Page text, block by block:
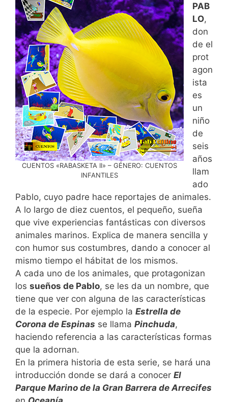
CUENTOS «RABASKETA II» – GÉNERO: CUENTOS
INFANTILES
PAB
LO,
don
de el
prot
agon
ista
es
un
niño
de
seis
años
llam
ado
Pablo, cuyo padre hace reportajes de animales.
A lo largo de diez cuentos, el pequeño, sueña
que vive experiencias fantásticas con diversos
animales marinos. Explica de manera sencilla y
con humor sus costumbres, dando a conocer al
mismo tiempo el hábitat de los mismos.
A cada uno de los animales, que protagonizan
los sueños de Pablo, se les da un nombre, que
tiene que ver con alguna de las características
de la especie. Por ejemplo la Estrella de
Corona de Espinas se llama Pinchuda,
haciendo referencia a las características formas
que la adornan.
En la primera historia de esta serie, se hará una
introducción donde se dará a conocer El
Parque Marino de la Gran Barrera de Arrecifes